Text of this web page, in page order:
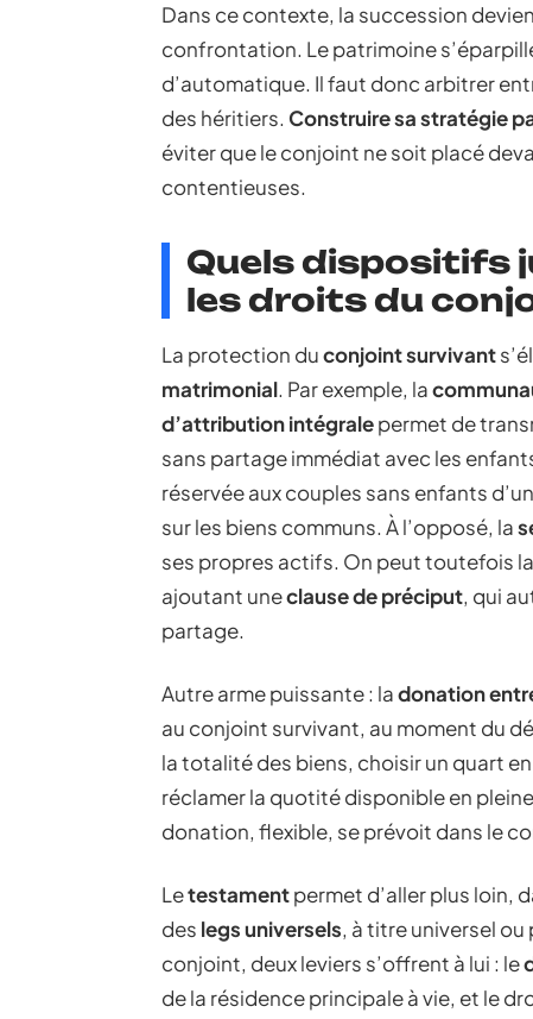
Dans ce contexte, la succession
confrontation. Le patrimoine
d’automatique. Il faut donc arbitrer
des héritiers. Construire sa stratégie
éviter que le conjoint ne soit placé
contentieuses.
Quels dispositifs
les droits du
La protection duconjoint survivant
matrimonial. Par exemple, la
d’attribution intégralepermet de
sans partage immédiat avec les
réservée aux couples sans enfants
sur les biens communs. À l’opposé, la
ses propres actifs. On peut toutefois
ajoutant uneclause de préciput, qui
partage.
Autre arme puissante : ladonation
au conjoint survivant, au moment du
la totalité des biens, choisir un quart
réclamer la quotité disponible en
donation, flexible, se prévoit dans le
Letestamentpermet d’aller plus loin,
des legs universels, à titre universel
conjoint, deux leviers s’offrent à lui : le
de la résidence principale à vie, et le